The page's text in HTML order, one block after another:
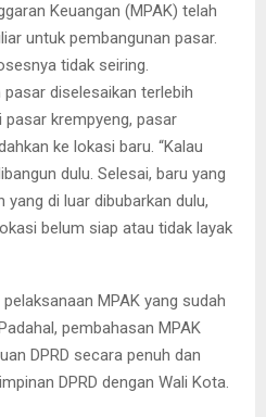
Keuangan (MPAK) telah
untuk pembangunan pasar.
tidak seiring.
diselesaikan terlebih
pasar krempyeng, pasar
ke lokasi baru. “Kalau
dulu. Selesai, baru yang
yang di luar dibubarkan dulu,
belum siap atau tidak layak
MPAK yang sudah
pembahasan MPAK
DPRD secara penuh dan
DPRD dengan Wali Kota.